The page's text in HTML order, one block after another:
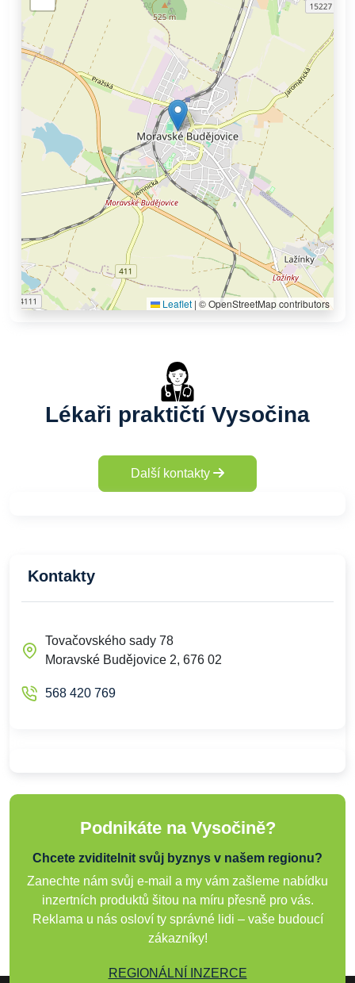
Leaflet | © OpenStreetMap contributors
Lékaři praktičtí Vysočina
Další kontakty
Kontakty
Tovačovského sady 78
Moravské Budějovice 2, 676 02
568 420 769
Podnikáte na Vysočině?
Chcete zviditelnit svůj byznys v našem regionu?
Zanechte nám svůj e-mail a my vám zašleme nabídku
inzertních produktů šitou na míru přesně pro vás.
Reklama u nás osloví ty správné lidi – vaše budoucí
zákazníky!
REGIONÁLNÍ INZERCE